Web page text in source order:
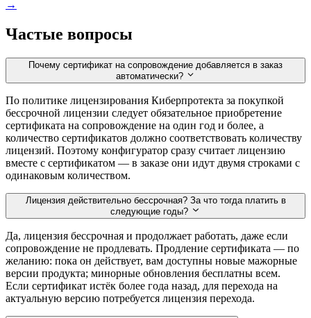
→
Частые вопросы
Почему сертификат на сопровождение добавляется в заказ
автоматически?
По политике лицензирования Киберпротекта за покупкой
бессрочной лицензии следует обязательное приобретение
сертификата на сопровождение на один год и более, а
количество сертификатов должно соответствовать количеству
лицензий. Поэтому конфигуратор сразу считает лицензию
вместе с сертификатом — в заказе они идут двумя строками с
одинаковым количеством.
Лицензия действительно бессрочная? За что тогда платить в
следующие годы?
Да, лицензия бессрочная и продолжает работать, даже если
сопровождение не продлевать. Продление сертификата — по
желанию: пока он действует, вам доступны новые мажорные
версии продукта; минорные обновления бесплатны всем.
Если сертификат истёк более года назад, для перехода на
актуальную версию потребуется лицензия перехода.